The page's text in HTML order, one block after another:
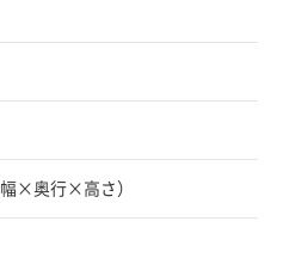
×奥行×高さ）